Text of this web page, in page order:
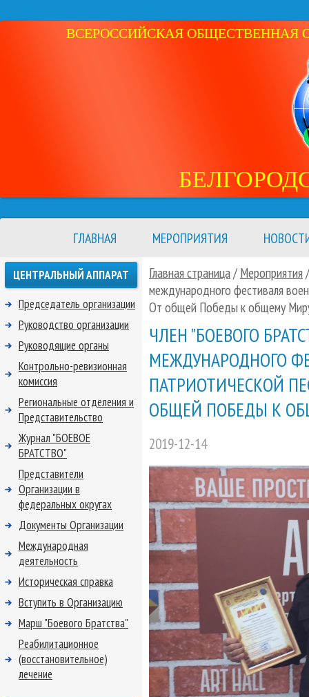
ВСЕРОССИЙСКАЯ ОБЩЕСТВЕННАЯ
ГЛАВНАЯ МЕРОПРИЯТИЯ
Главная страница/ Мероприятия
международного фестиваля
От общей Победы к общему
ЧЛЕН "БОЕВОГО
МЕЖДУНАРОДНОГО
ПАТРИОТИЧЕСКОЙ
ОБЩЕЙ ПОБЕДЫ К
2019-12-14
ЦЕНТРАЛЬНЫЙ АППАРАТ
Председатель организации
Руководство организации
Руководящие органы
Контрольно-ревизионная
комиссия
Региональные отделения и
Представительство
Журнал "БОЕВОЕ
БРАТСТВО"
Представители
Организации в
федеральных округах
Документы Организации
Международная
деятельность
Историческая справка
Вступить в Организацию
Марш "Боевого Братства"
Реабилитационное
(восстановительное)
лечение